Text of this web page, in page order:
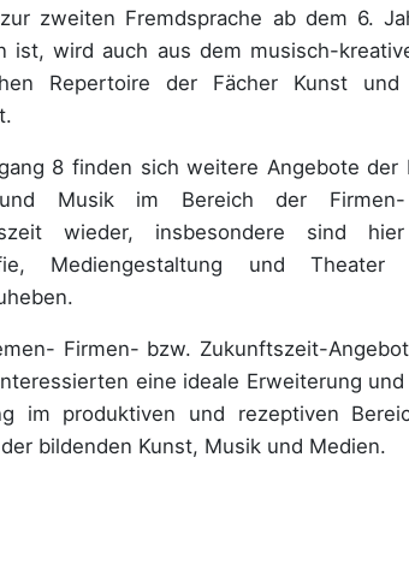
zweiten Fremdsprache ab dem 6.
ist, wird auch aus dem musisch-
Repertoire der Fächer Kunst und
8 finden sich weitere Angebote der
Musik im Bereich der
wieder, insbesondere sind
Mediengestaltung und
Firmen- bzw. Zukunftszeit-
eine ideale Erweiterung
im produktiven und rezeptiven
bildenden Kunst, Musik und Medien.